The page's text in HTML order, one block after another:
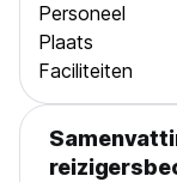
Personeel
Plaats
Faciliteiten